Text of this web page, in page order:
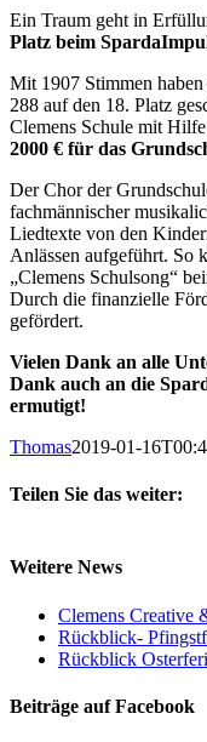
Ein Traum geht in
Platz beim
Mit 1907 Stimmen
288 auf den 18. Platz
Clemens Schule mit
2000 € für das
Der Chor der
fachmännischer
Liedtexte von den
Anlässen aufgeführt. So
„Clemens Schulsong“
Durch die finanzielle
gefördert.
Vielen Dank an alle
Dank auch an die
ermutigt!
Thomas2019-01-
Teilen Sie das weiter:
Mail
Weitere News
Clemens Creative
Rückblick-
Rückblick
Beiträge auf Facebook